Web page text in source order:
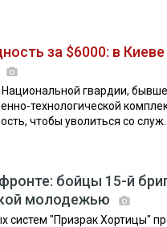
за $6000: в
гвардии,
технологической
чтобы уволиться со служ...
бойцы 15-й
молодежью
систем "Призрак Хортицы"